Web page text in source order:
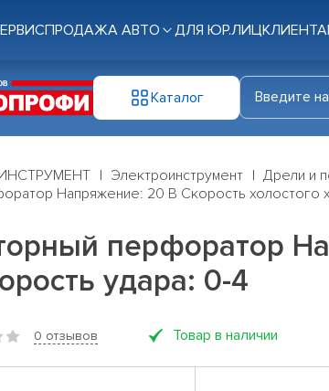
ПРОДАЖА АВТО ДЛЯ ЮР.ЛИЦ
Каталог
Электроинструмент
Дрели и
Напряжение: 20 В Скорость холостого
перфоратор
удара: 0-4
0 отзывов Товар в наличии